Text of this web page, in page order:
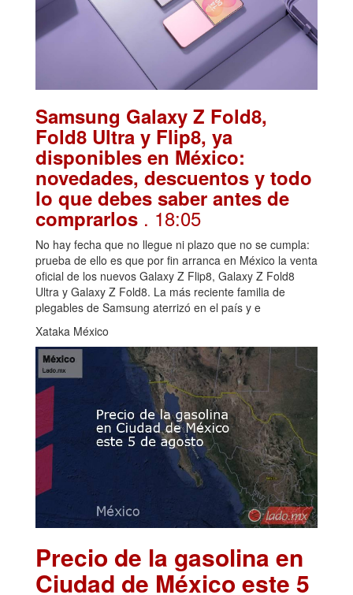
Samsung Galaxy Z Fold8,
Fold8 Ultra y Flip8, ya
disponibles en México:
novedades, descuentos y todo
lo que debes saber antes de
comprarlos . 18:05
No hay fecha que no llegue ni plazo que no se cumpla:
prueba de ello es que por fin arranca en México la venta
oficial de los nuevos Galaxy Z Flip8, Galaxy Z Fold8
Ultra y Galaxy Z Fold8. La más reciente familia de
plegables de Samsung aterrizó en el país y e
Xataka México
Precio de la gasolina en
Ciudad de México este 5